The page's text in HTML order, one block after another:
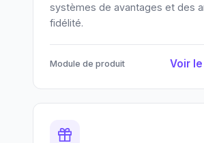
systèmes de avantages et des
fidélité.
Module de produit Voir